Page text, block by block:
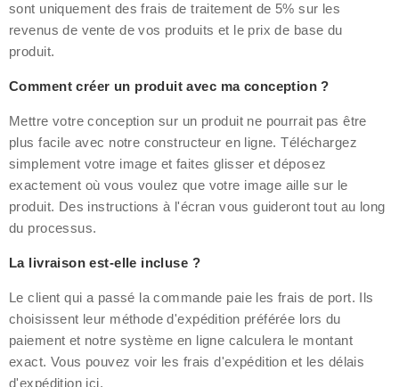
sont uniquement des frais de traitement de 5% sur les
revenus de vente de vos produits et le prix de base du
produit.
Comment créer un produit avec ma conception ?
Mettre votre conception sur un produit ne pourrait pas être
plus facile avec notre constructeur en ligne. Téléchargez
simplement votre image et faites glisser et déposez
exactement où vous voulez que votre image aille sur le
produit. Des instructions à l'écran vous guideront tout au long
du processus.
La livraison est-elle incluse ?
Le client qui a passé la commande paie les frais de port. Ils
choisissent leur méthode d'expédition préférée lors du
paiement et notre système en ligne calculera le montant
exact. Vous pouvez voir les frais d'expédition et les délais
d'expédition ici.